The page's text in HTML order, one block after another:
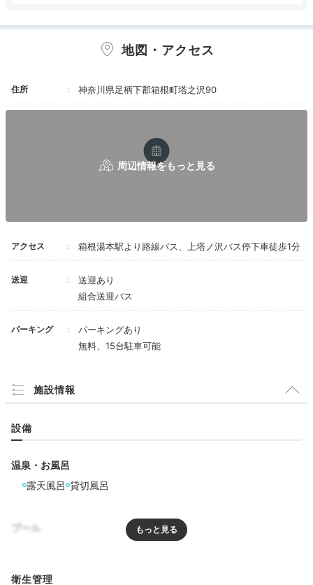
せらぎの音と自然美を堪能できます。また、どのお部屋
めますよ。
大正ロマン溢れる
されています。大正時代に造られた大広間を改装した歴
ンと言う内容が充実していたと思いました。須雲
地図・アクセス
住所 神奈川県足柄下郡箱根町塔之沢90
アクセス 箱根湯本駅より路線バス、上塔ノ沢バス停下車徒歩1分
送迎
送迎あり
組合送迎バス
パーキング
パーキングあり
無料、15台駐車可能
施設情報
設備
温泉・お風呂
露天風呂 貸切風呂
プール
リラクゼーション
衛生管理